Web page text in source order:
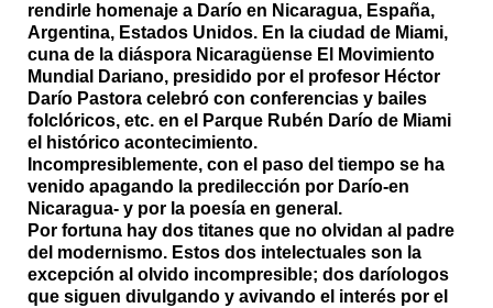
rendirle homenaje a Darío en Nicaragua, España,
Argentina, Estados Unidos. En la ciudad de Miami,
cuna de la diáspora Nicaragüense El Movimiento
Mundial Dariano, presidido por el profesor Héctor
Darío Pastora celebró con conferencias y bailes
folclóricos, etc. en el Parque Rubén Darío de Miami
el histórico acontecimiento.
Incompresiblemente, con el paso del tiempo se ha
venido apagando la predilección por Darío-en
Nicaragua- y por la poesía en general.
Por fortuna hay dos titanes que no olvidan al padre
del modernismo. Estos dos intelectuales son la
excepción al olvido incompresible; dos daríologos
que siguen divulgando y avivando el interés por el